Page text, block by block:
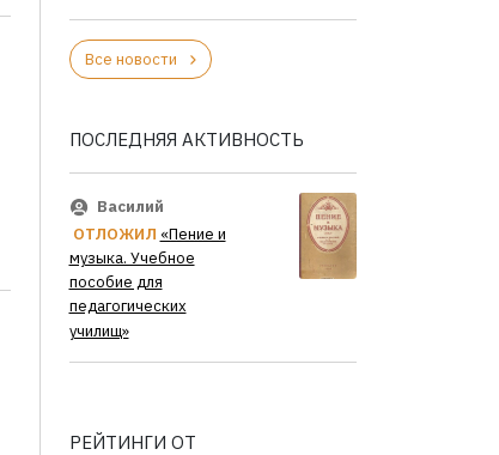
Все новости
ПОСЛЕДНЯЯ АКТИВНОСТЬ
Василий
ОТЛОЖИЛ «Пение и
музыка. Учебное
пособие для
педагогических
училищ»
РЕЙТИНГИ ОТ